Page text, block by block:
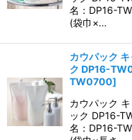
名：DP16-
(袋巾×…
カウパック
ク DP16-
TW0700]
カウパック
ック DP16-
名：DP16-